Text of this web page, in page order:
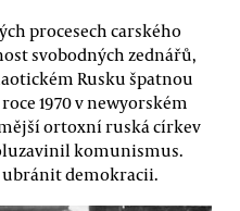
procesech carského
svobodných zednářů,
Rusku špatnou
1970 v newyorském
ortoxní ruská církev
komunismus.
ubránit demokracii.